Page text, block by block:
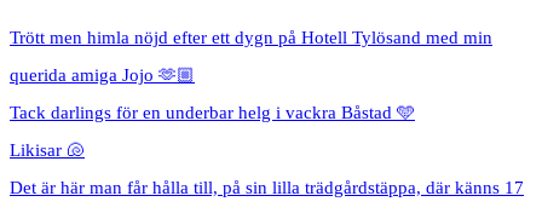
Trött men himla nöjd efter ett dygn på Hotell Tylösand med min
querida amiga Jojo 🫶🏼
Tack darlings för en underbar helg i vackra Båstad 🩵
Likisar 🐚
Det är här man får hålla till, på sin lilla trädgårdstäppa, där känns 17